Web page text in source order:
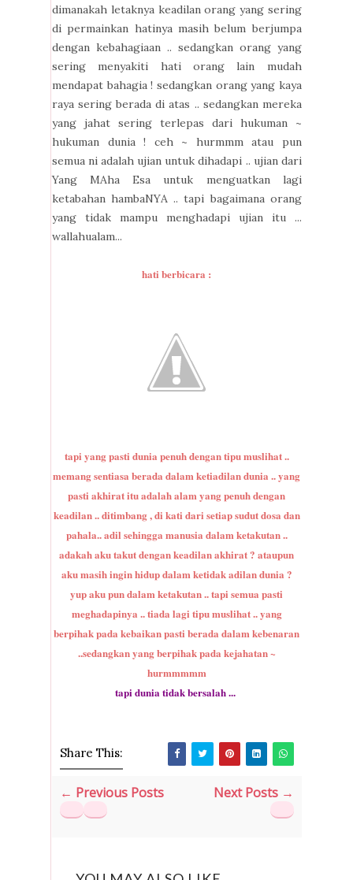
dimanakah letaknya keadilan orang yang sering
di permainkan hatinya masih belum berjumpa
dengan kebahagiaan .. sedangkan orang yang
sering menyakiti hati orang lain mudah
mendapat bahagia ! sedangkan orang yang kaya
raya sering berada di atas .. sedangkan mereka
yang jahat sering terlepas dari hukuman ~
hukuman dunia ! ceh ~ hurmmm atau pun
semua ni adalah ujian untuk dihadapi .. ujian dari
Yang MAha Esa untuk menguatkan lagi
ketabahan hambaNYA .. tapi bagaimana orang
yang tidak mampu menghadapi ujian itu ...
wallahualam...
hati berbicara :
tapi yang pasti dunia penuh dengan tipu muslihat ..
memang sentiasa berada dalam ketiadilan dunia .. yang
pasti akhirat itu adalah alam yang penuh dengan
keadilan .. ditimbang , di kati dari setiap sudut dosa dan
pahala.. adil sehingga manusia dalam ketakutan ..
adakah aku takut dengan keadilan akhirat ? ataupun
aku masih ingin hidup dalam ketidak adilan dunia ?
yup aku pun dalam ketakutan .. tapi semua pasti
meghadapinya .. tiada lagi tipu muslihat .. yang
berpihak pada kebaikan pasti berada dalam kebenaran
..sedangkan yang berpihak pada kejahatan ~
hurmmmmm
tapi dunia tidak bersalah ...
Share This:
← Previous Posts Next Posts →